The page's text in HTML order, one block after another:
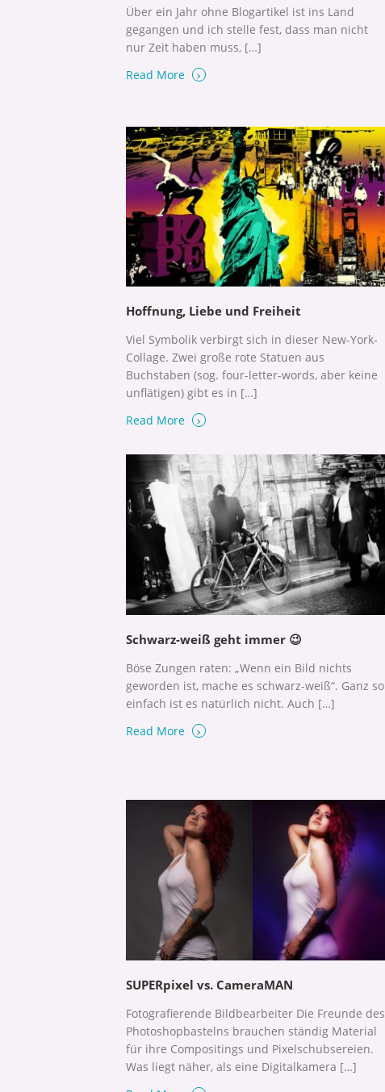
Über ein Jahr ohne Blogartikel ist ins Land
gegangen und ich stelle fest, dass man nicht
nur Zeit haben muss, […]
Read More
›
Hoffnung, Liebe und Freiheit
Viel Symbolik verbirgt sich in dieser New-York-
Collage. Zwei große rote Statuen aus
Buchstaben (sog. four-letter-words, aber keine
unflätigen) gibt es in […]
Read More
›
Schwarz-weiß geht immer 😉
Böse Zungen raten: „Wenn ein Bild nichts
geworden ist, mache es schwarz-weiß“. Ganz so
einfach ist es natürlich nicht. Auch […]
Read More
›
SUPERpixel vs. CameraMAN
Fotografierende Bildbearbeiter Die Freunde des
Photoshopbastelns brauchen ständig Material
für ihre Compositings und Pixelschubsereien.
Was liegt näher, als eine Digitalkamera […]